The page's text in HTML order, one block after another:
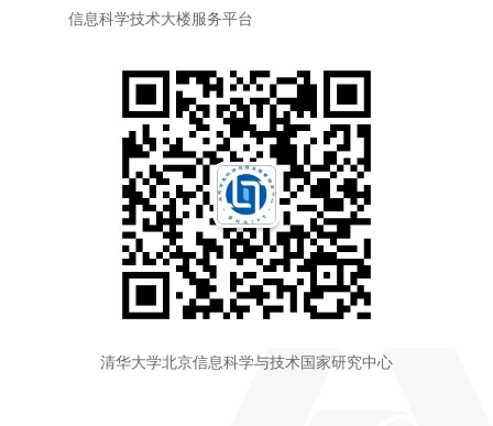
信息科学技术大楼服务平台
清华大学北京信息科学与技术国家研究中心